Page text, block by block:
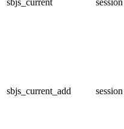
sbjs_current session
sbjs_current_add session